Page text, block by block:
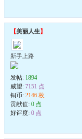
【美丽人生】
新手上路
发帖: 1894
威望: 7151 点
铜币: 2146 枚
贡献值: 0 点
好评度: 0 点